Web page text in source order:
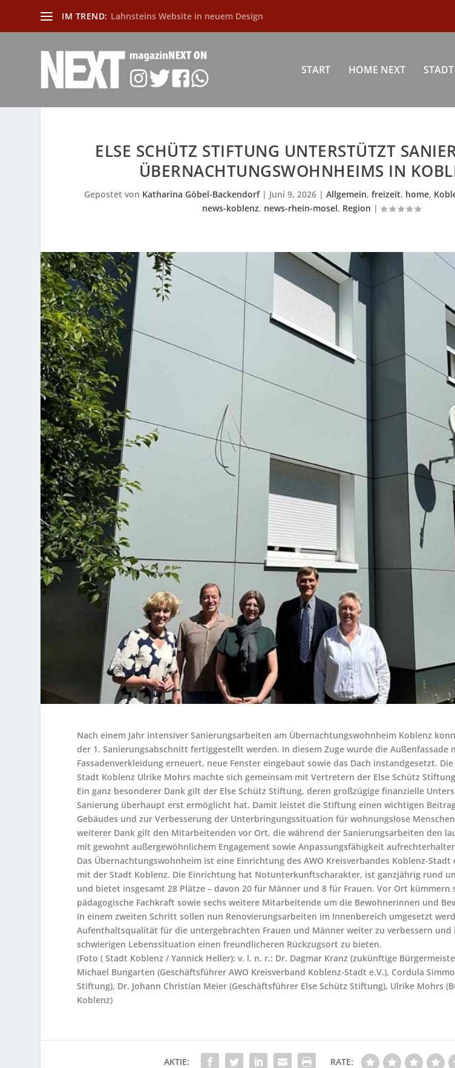
IM TREND: Lahnsteins Website in neuem Design
START HOME NEXT STADT
ELSE SCHÜTZ STIFTUNG UNTERSTÜTZT
ÜBERNACHTUNGSWOHNHEIMS IN
Gepostet von Katharina Göbel-Backendorf| Juni 9, 2026 |Allgemein,freizeit, home,
news-koblenz, news-rhein-mosel, Region |
Nach einem Jahr intensiver Sanierungsarbeiten am Übernachtungswohnheim Koblenz
der 1. Sanierungsabschnitt fertiggestellt werden. In diesem Zuge wurde die Außenfassade
Fassadenverkleidung erneuert, neue Fenster eingebaut sowie das Dach instandgesetzt.
Stadt Koblenz Ulrike Mohrs machte sich gemeinsam mit Vertretern der Else Schütz
Ein ganz besonderer Dank gilt der Else Schütz Stiftung, deren großzügige finanzielle
Sanierung überhaupt erst ermöglicht hat. Damit leistet die Stiftung einen wichtigen
Gebäudes und zur Verbesserung der Unterbringungssituation für wohnungslose
weiterer Dank gilt den Mitarbeitenden vor Ort, die während der Sanierungsarbeiten den
mit gewohnt außergewöhnlichem Engagement sowie Anpassungsfähigkeit
Das Übernachtungswohnheim ist eine Einrichtung des AWO Kreisverbandes Koblenz-
mit der Stadt Koblenz. Die Einrichtung hat Notunterkunftscharakter, ist ganzjährig rund
und bietet insgesamt 28 Plätze – davon 20 für Männer und 8 für Frauen. Vor Ort kümmern
pädagogische Fachkraft sowie sechs weitere Mitarbeitende um die Bewohnerinnen und
In einem zweiten Schritt sollen nun Renovierungsarbeiten im Innenbereich umgesetzt
Aufenthaltsqualität für die untergebrachten Frauen und Männer weiter zu verbessern
schwierigen Lebenssituation einen freundlicheren Rückzugsort zu bieten.
(Foto ( Stadt Koblenz / Yannick Heller): v. l. n. r.: Dr. Dagmar Kranz (zukünftige
Michael Bungarten (Geschäftsführer AWO Kreisverband Koblenz-Stadt e.V.), Cordula
Stiftung), Dr. Johann Christian Meier (Geschäftsführer Else Schütz Stiftung), Ulrike Mohrs
Koblenz)
AKTIE: RATE: